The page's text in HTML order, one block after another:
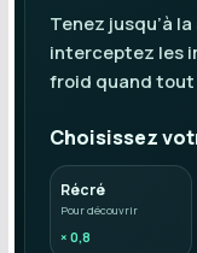
AUTRE
Humour
Contact